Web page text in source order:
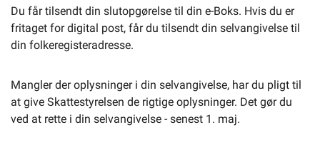
Du får tilsendt din slutopgørelse til din e-Boks. Hvis du er
fritaget for digital post, får du tilsendt din selvangivelse til
din folkeregisteradresse.
Mangler der oplysninger i din selvangivelse, har du pligt til
at give Skattestyrelsen de rigtige oplysninger. Det gør du
ved at rette i din selvangivelse - senest 1. maj.